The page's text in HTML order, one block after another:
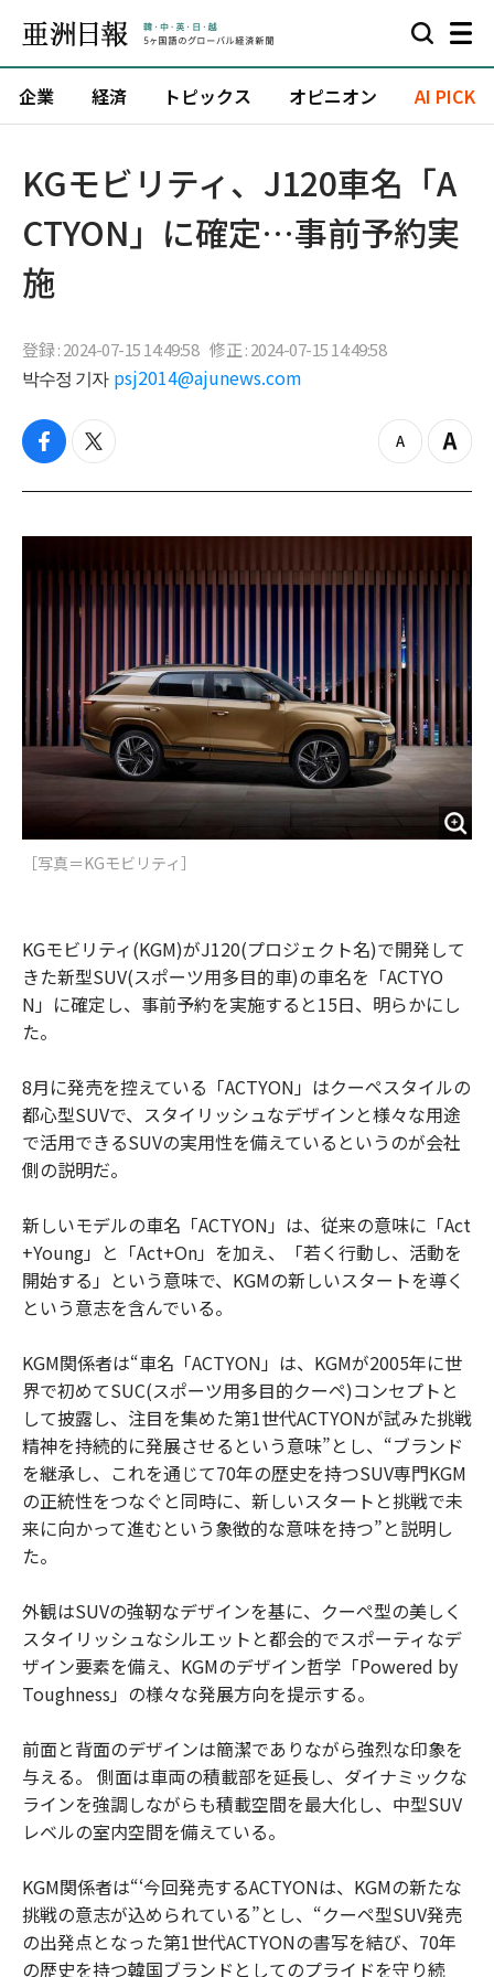
企業 経済 トピックス オピニオン AI PICK
KGモビリティ、J120車名「A
CTYON」に確定…事前予約実
施
登録 : 2024-07-15 14:49:58 修正 : 2024-07-15 14:49:58
박수정 기자 psj2014@ajunews.com
f
c
b
o
t
i
t
r
z
o
o
t
Z
o
i
［写真＝KGモビリティ］
KGモビリティ(KGM)がJ120(プロジェクト名)で開発して
きた新型SUV(スポーツ用多目的車)の車名を「ACTYO
N」に確定し、事前予約を実施すると15日、明らかにし
た。
8月に発売を控えている「ACTYON」はクーペスタイルの
都心型SUVで、スタイリッシュなデザインと様々な用途
で活用できるSUVの実用性を備えているというのが会社
側の説明だ。
新しいモデルの車名「ACTYON」は、従来の意味に「Act
+Young」と「Act+On」を加え、「若く行動し、活動を
開始する」という意味で、KGMの新しいスタートを導く
という意志を含んでいる。
KGM関係者は“車名「ACTYON」は、KGMが2005年に世
界で初めてSUC(スポーツ用多目的クーペ)コンセプトと
して披露し、注目を集めた第1世代ACTYONが試みた挑戦
精神を持続的に発展させるという意味”とし、“ブランド
を継承し、これを通じて70年の歴史を持つSUV専門KGM
の正統性をつなぐと同時に、新しいスタートと挑戦で未
来に向かって進むという象徴的な意味を持つ”と説明し
た。
外観はSUVの強靭なデザインを基に、クーペ型の美しく
スタイリッシュなシルエットと都会的でスポーティなデ
ザイン要素を備え、KGMのデザイン哲学「Powered by
Toughness」の様々な発展方向を提示する。
前面と背面のデザインは簡潔でありながら強烈な印象を
与える。 側面は車両の積載部を延長し、ダイナミックな
ラインを強調しながらも積載空間を最大化し、中型SUV
レベルの室内空間を備えている。
KGM関係者は“‘今回発売するACTYONは、KGMの新たな
挑戦の意志が込められている”とし、“クーペ型SUV発売
の出発点となった第1世代ACTYONの書写を結び、70年
の歴史を持つ韓国ブランドとしてのプライドを守り続